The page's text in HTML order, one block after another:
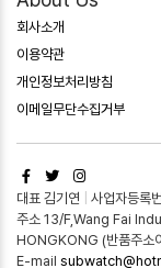
회사소개
이용약관
개인정보처리방침
이메일무단수집거부
대표 김기연
사업자등
주소 13/F,Wang Fai
HONGKONG (반품주소
E-mail